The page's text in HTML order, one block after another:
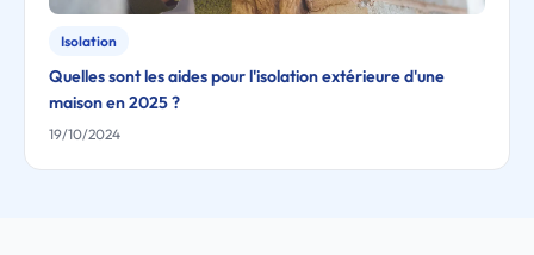
Isolation
Quelles sont les aides pour l'isolation extérieure d'une
maison en 2025 ?
19/10/2024